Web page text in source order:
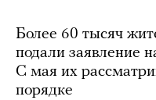
Более 60 тысяч
подали заявление
С мая их
порядке